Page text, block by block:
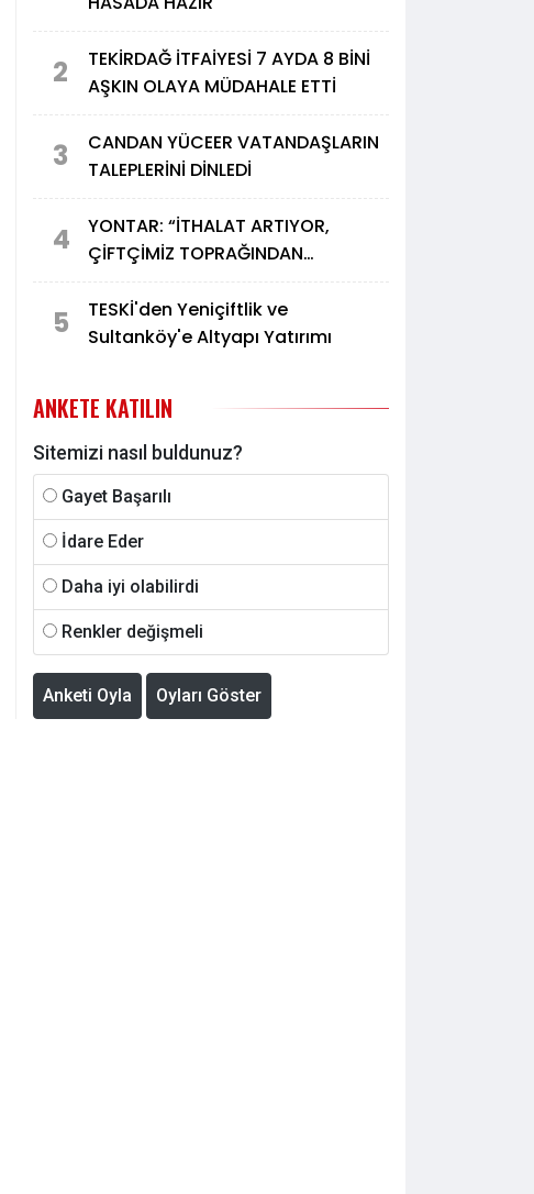
2
TEKİRDAĞ İTFAİYESİ 7 AYDA 8 BİNİ
AŞKIN OLAYA MÜDAHALE ETTİ
3
CANDAN YÜCEER VATANDAŞLARIN
TALEPLERİNİ DİNLEDİ
4
YONTAR: “İTHALAT ARTIYOR,
ÇİFTÇİMİZ TOPRAĞINDAN
5
TESKİ'den Yeniçiftlik ve
Sultanköy'e Altyapı Yatırımı
ANKETE KATILIN
Sitemizi nasıl buldunuz?
Gayet Başarılı
İdare Eder
Daha iyi olabilirdi
Renkler değişmeli
Anketi Oyla Oyları Göster